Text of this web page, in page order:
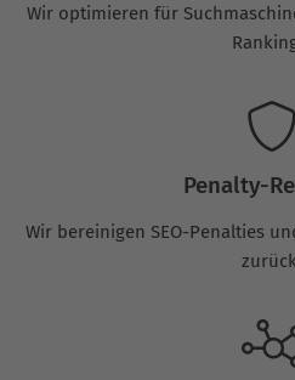
Wir optimieren für
Penalty-
Wir bereinigen SEO-Penalties